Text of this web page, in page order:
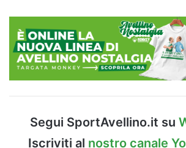
Segui SportAvellino.it su
Iscriviti al nostro canale